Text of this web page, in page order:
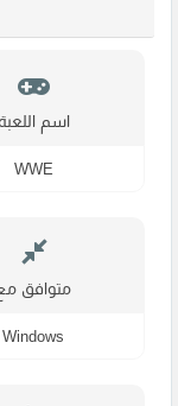
اسم
WWE
متوافق
Windows